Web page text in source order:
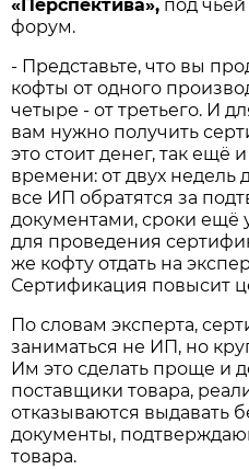
«Перспектива», под
форум.
- Представьте, что вы
кофты от одного
четыре - от третьего. И
вам нужно получить
это стоит денег, так ещё
времени: от двух недель
все ИП обратятся за
документами, сроки ещё
для проведения
же кофту отдать на
Сертификация повысит
По словам эксперта,
заниматься не ИП, но
Им это сделать проще и
поставщики товара,
отказываются выдавать
документы,
товара.